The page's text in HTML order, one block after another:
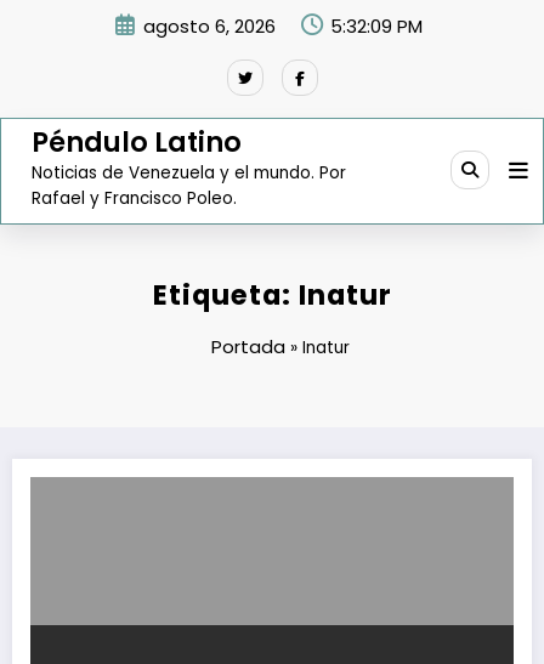
agosto 6, 2026 5:32:10 PM
Péndulo Latino
Noticias de Venezuela y el mundo. Por
Rafael y Francisco Poleo.
Etiqueta: Inatur
Portada» Inatur